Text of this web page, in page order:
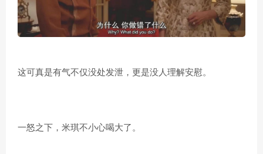
这可真是有气不仅没处发泄，更是没人理解安慰。
一怒之下，米琪不小心喝大了。